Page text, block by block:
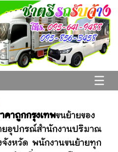
☰
าคาถูกกรุงเทพขนย้ายของ
ยอุปกรณ์สำนักงานปริมาณ
จังหวัด พนักงานขนย้ายทุก